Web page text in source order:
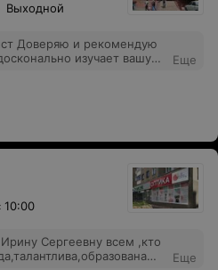
Выходной
Доверяю и рекомендую
изучает вашу
Еще
10:00
Сергеевну всем ,кто
Еще